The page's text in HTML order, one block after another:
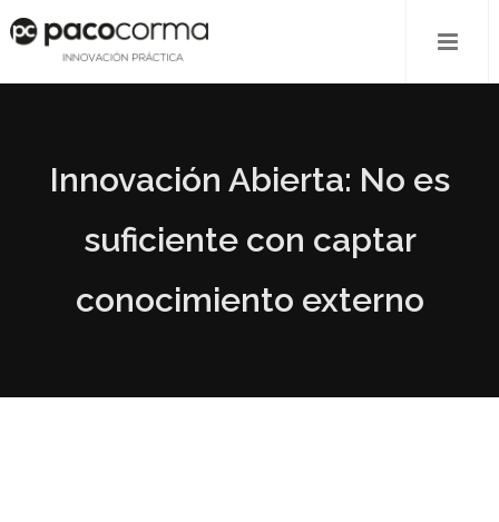
Innovación Abierta: No es
suficiente con captar
conocimiento externo